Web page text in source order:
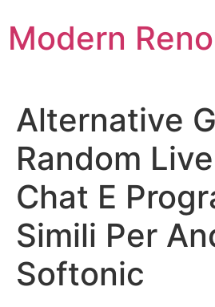
to
content
Modern
Alternative
Random
Chat E
Simili Per
Softonic